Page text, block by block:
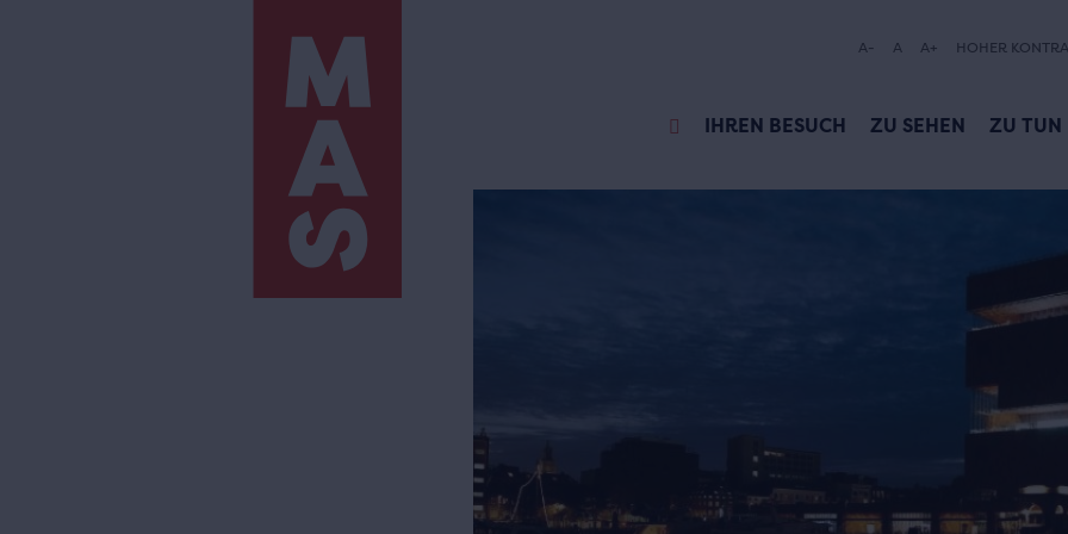
A- A A+ HOHER
IHREN BESUCH ZU SEHEN ZU TUN